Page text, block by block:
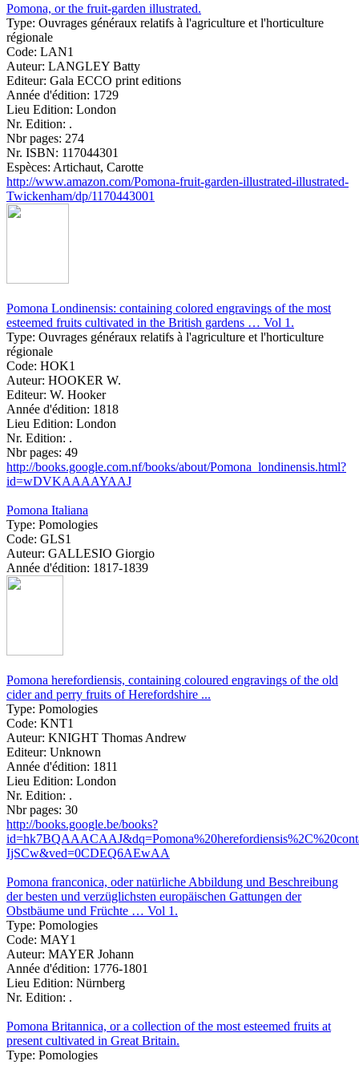
Pomona, or the fruit-garden illustrated.
Type: Ouvrages généraux relatifs à l'agriculture et l'horticulture
régionale
Code: LAN1
Auteur: LANGLEY Batty
Editeur: Gala ECCO print editions
Année d'édition: 1729
Lieu Edition: London
Nr. Edition: .
Nbr pages: 274
Nr. ISBN: 117044301
Espèces: Artichaut, Carotte
http://www.amazon.com/Pomona-fruit-garden-illustrated-illustrated-
Twickenham/dp/1170443001
Pomona Londinensis: containing colored engravings of the most
esteemed fruits cultivated in the British gardens … Vol 1.
Type: Ouvrages généraux relatifs à l'agriculture et l'horticulture
régionale
Code: HOK1
Auteur: HOOKER W.
Editeur: W. Hooker
Année d'édition: 1818
Lieu Edition: London
Nr. Edition: .
Nbr pages: 49
http://books.google.com.nf/books/about/Pomona_londinensis.html?
id=wDVKAAAAYAAJ
Pomona Italiana
Type: Pomologies
Code: GLS1
Auteur: GALLESIO Giorgio
Année d'édition: 1817-1839
Pomona herefordiensis, containing coloured engravings of the old
cider and perry fruits of Herefordshire ...
Type: Pomologies
Code: KNT1
Auteur: KNIGHT Thomas Andrew
Editeur: Unknown
Année d'édition: 1811
Lieu Edition: London
Nr. Edition: .
Nbr pages: 30
http://books.google.be/books?
IjSCw&ved=0CDEQ6AEwAA
Pomona franconica, oder natürliche Abbildung und Beschreibung
der besten und verzüglichsten europäischen Gattungen der
Obstbäume und Früchte … Vol 1.
Type: Pomologies
Code: MAY1
Auteur: MAYER Johann
Année d'édition: 1776-1801
Lieu Edition: Nürnberg
Nr. Edition: .
Pomona Britannica, or a collection of the most esteemed fruits at
present cultivated in Great Britain.
Type: Pomologies